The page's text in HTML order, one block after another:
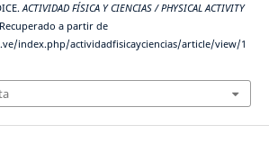
ACTIVIDAD FÍSICA Y CIENCIAS / PHYSICAL ACTIVITY
a partir de
index.php/actividadfisicayciencias/article/view/1